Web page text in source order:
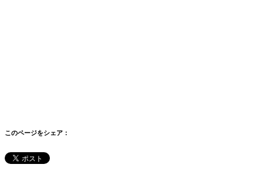
このページをシェア：